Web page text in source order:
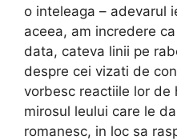
o inteleaga – adevarul
aceea, am incredere
data, cateva linii pe
despre cei vizati de
vorbesc reactiile lor de
mirosul leului care le
romanesc, in loc sa